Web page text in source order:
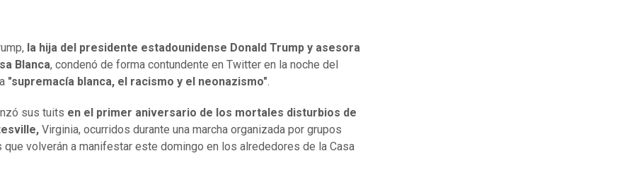
la hija del presidente estadounidense Donald Trump y asesora
Blanca, condenó de forma contundente en Twitter en la noche del
"supremacía blanca, el racismo y el neonazismo".
sus tuits en el primer aniversario de los mortales disturbios de
Virginia, ocurridos durante una marcha organizada por grupos
que volverán a manifestar este domingo en los alrededores de la Casa